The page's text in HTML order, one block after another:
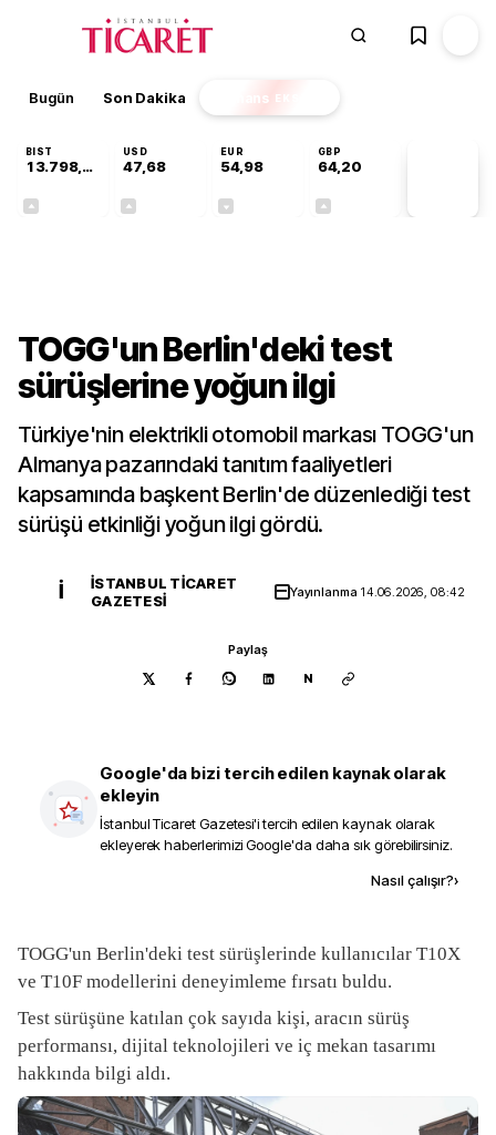
Bugün Son Dakika Finans EKSTRA
BIST
13.798,82
USD
47,68
EUR
54,98
GBP
64,20
TOGG'un Berlin'deki test
sürüşlerine yoğun ilgi
Türkiye'nin elektrikli otomobil markası TOGG'un
Almanya pazarındaki tanıtım faaliyetleri
kapsamında başkent Berlin'de düzenlediği test
sürüşü etkinliği yoğun ilgi gördü.
İ
İSTANBUL TICARET
GAZETESI
Yayınlanma 14.06.2026, 08:42
Paylaş
N
Google'da bizi tercih edilen kaynak olarak
ekleyin
İstanbul Ticaret Gazetesi'i tercih edilen kaynak olarak
ekleyerek haberlerimizi Google'da daha sık görebilirsiniz.
Nasıl çalışır?›
TOGG'un Berlin'deki test sürüşlerinde kullanıcılar T10X
ve T10F modellerini deneyimleme fırsatı buldu.
Test sürüşüne katılan çok sayıda kişi, aracın sürüş
performansı, dijital teknolojileri ve iç mekan tasarımı
hakkında bilgi aldı.